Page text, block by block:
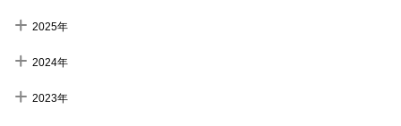
2025年
2024年
2023年